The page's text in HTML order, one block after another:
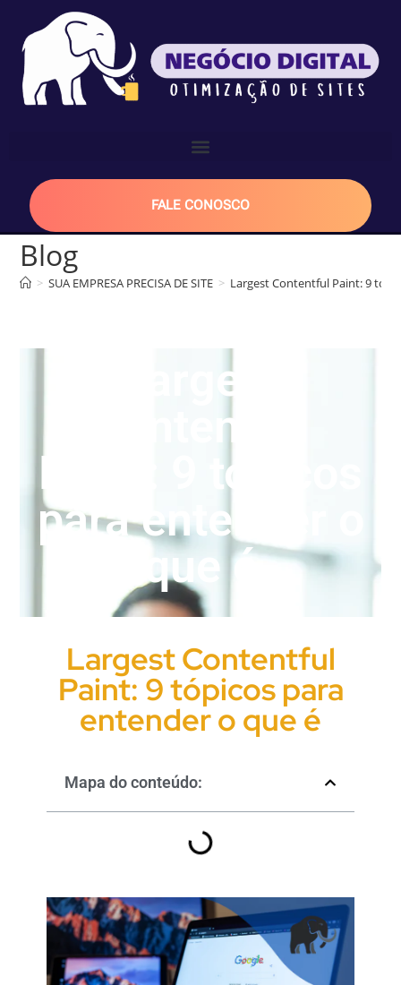
FALE CONOSCO
Blog
> SUA EMPRESA PRECISA DE SITE > Largest Contentful Paint: 9
Largest
Contentful
Paint: 9 tópicos
para entender o
que é
Largest Contentful
Paint: 9 tópicos para
entender o que é
Mapa do conteúdo: